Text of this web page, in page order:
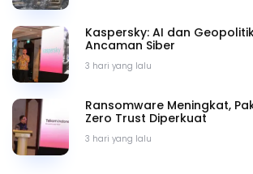
3 hari yang lalu
Kaspersky: AI dan
Ancaman Siber
3 hari yang lalu
Ransomware Meningkat,
Zero Trust Diperkuat